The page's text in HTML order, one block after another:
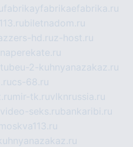
fabrikayfabrikaefabrika.ru
biletnadom.ru
hd.ruz-host.ru
naperekate.ru
2-kuhnyanazakaz.ru
cs-68.ru
mir-tk.ruvlknrussia.ru
video-seks.rubankaribi.ru